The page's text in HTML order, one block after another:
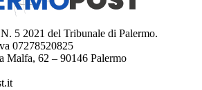
5 2021 del Tribunale di Palermo.
07278520825
Malfa, 62 – 90146 Palermo